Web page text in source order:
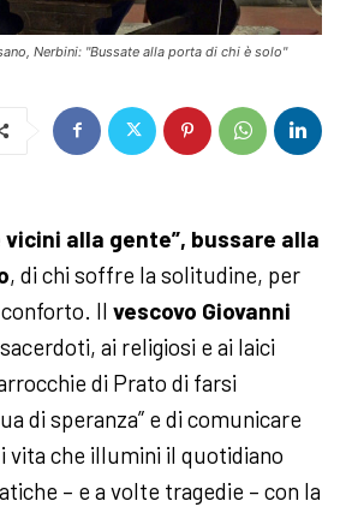
Nerbini: "Bussate alla porta di chi è solo"
vicini alla gente”, bussare alla
, di chi soffre la solitudine, per
Il vescovo Giovanni
ai religiosi e ai laici
di Prato di farsi
di speranza” e di comunicare
vita che illumini il quotidiano
– e a volte tragedie – con la